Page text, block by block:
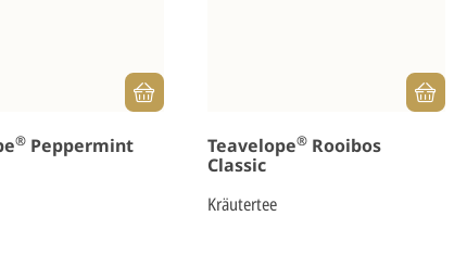
® Peppermint
Teavelope® Rooibos
Classic
Kräutertee